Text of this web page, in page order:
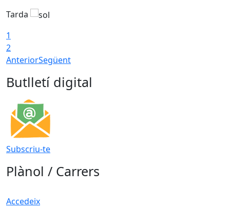
Tarda
1
2
AnteriorSegüent
Butlletí digital
Subscriu-te
Plànol / Carrers
Accedeix